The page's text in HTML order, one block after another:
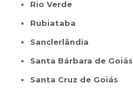
Rio Verde
Rubiataba
Sanclerlândia
Santa Bárbara de Goiás
Santa Cruz de Goiás